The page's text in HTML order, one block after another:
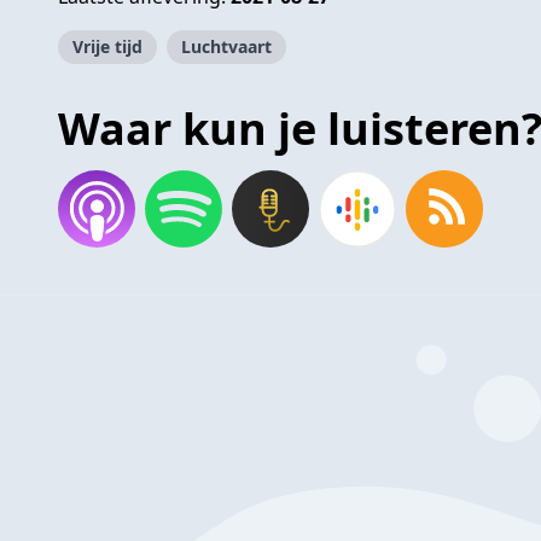
Vrije tijd Luchtvaart
Waar kun je luisteren?